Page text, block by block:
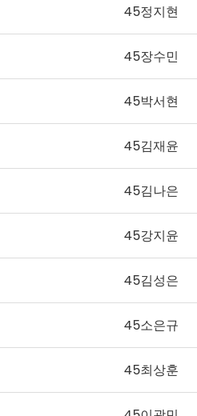
45정지현
45장수민
45박서현
45김재윤
45김나은
45강지윤
45김성은
45소은규
45최상훈